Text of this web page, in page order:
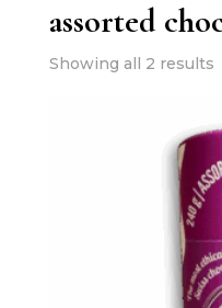
assorted
Showing all 2 results